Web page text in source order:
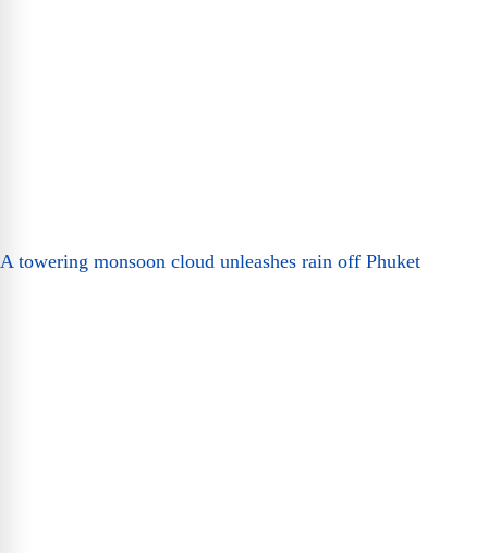
A towering monsoon cloud unleashes rain off Phuket